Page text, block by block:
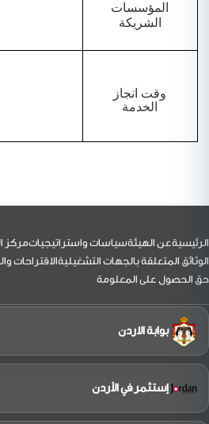
المؤسسات
الشريكة
وقت انجاز
الخدمة
التذييل
الرئيسيةعن الهيئةسياسات واستراتيجياتمركز
الوثائق المتعلقة بالجهات التشغيليةالاقتراحات
حق الحصول على المعلومة
بوابة الاردن
إستثمر في الأردن